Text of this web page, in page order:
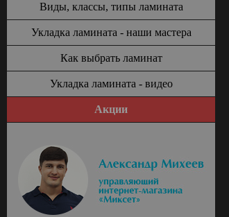
Виды, классы, типы ламината
Укладка ламината - наши мастера
Как выбрать ламинат
Укладка ламината - видео
Акции